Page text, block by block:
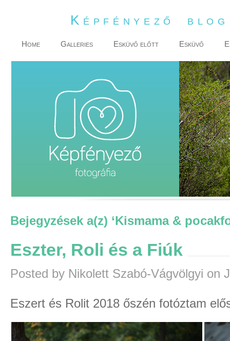
Képfényező
Home Galleries Esküvő előtt Esküvő
Bejegyzések a(z) ‘Kismama &
Eszter, Roli és a Fiúk
Posted by Nikolett Szabó-Vágvölgyi on
Eszert és Rolit 2018 őszén fotóztam